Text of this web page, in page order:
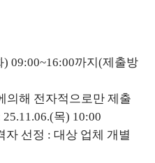
09:00~16:00까지(제출방
의해 전자적으로만 제출
목) 10:00
선정 : 대상 업체 개별